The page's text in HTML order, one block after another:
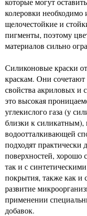
колеровки необходимо
щелочестойкие и
пигменты, поэтому
материалов сильно
Силиконовые краски
краскам. Они сочетают
свойства акриловых и
это высокая
углекислого газа (у
близки к
водоотталкивающей
подходят практически
поверхностей, хорошо
так и с
покрытия, также как и
развитие
применении
добавок.